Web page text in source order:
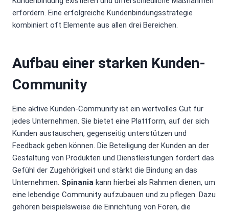
erfordern. Eine erfolgreiche Kundenbindungsstrategie
kombiniert oft Elemente aus allen drei Bereichen.
Aufbau einer starken Kunden-
Community
Eine aktive Kunden-Community ist ein wertvolles Gut für
jedes Unternehmen. Sie bietet eine Plattform, auf der sich
Kunden austauschen, gegenseitig unterstützen und
Feedback geben können. Die Beteiligung der Kunden an der
Gestaltung von Produkten und Dienstleistungen fördert das
Gefühl der Zugehörigkeit und stärkt die Bindung an das
Unternehmen. Spinania kann hierbei als Rahmen dienen, um
eine lebendige Community aufzubauen und zu pflegen. Dazu
gehören beispielsweise die Einrichtung von Foren, die